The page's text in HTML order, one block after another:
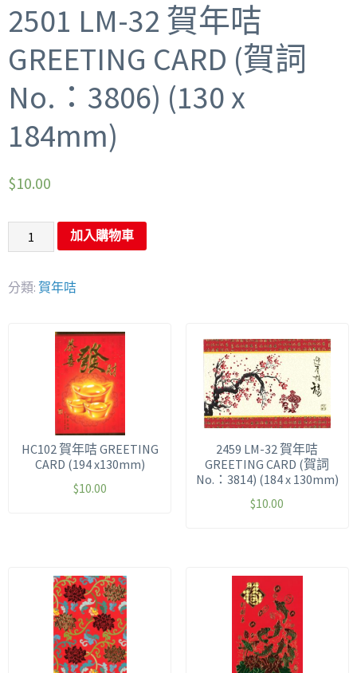
2501 LM-32 賀年咭
GREETING CARD (賀詞
No.：3806) (130 x
184mm)
$10.00
加入購物車
分類: 賀年咭
HC102 賀年咭 GREETING
CARD (194 x130mm)
$10.00
2459 LM-32 賀年咭
GREETING CARD (賀詞
No.：3814) (184 x 130mm)
$10.00